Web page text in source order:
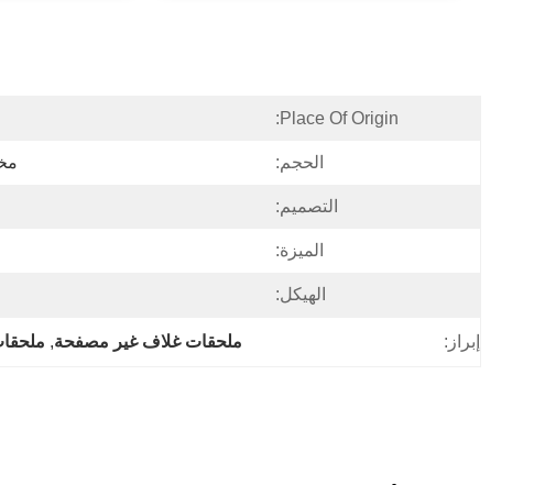
Place Of Origin:
الحجم:
التصميم:
الميزة:
الهيكل:
إبراز: ملحقات غلاف غير مصفحة,